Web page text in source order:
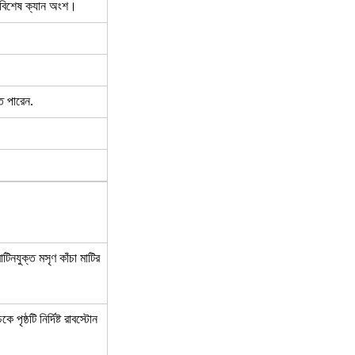
ক্যান অংশ।
পারেন.
মসৃণ কাঁচা মাটির
নির্দিষ্ট রাবস্টোন